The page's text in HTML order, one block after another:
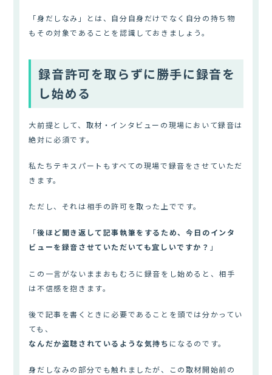
「身だしなみ」とは、自分自身だけでなく自分の持ち物
もその対象であることを認識しておきましょう。
録音許可を取らずに勝手に録音を
し始める
大前提として、取材・インタビューの現場において録音は
絶対に必須です。
私たちテキスパートもすべての現場で録音をさせていただ
きます。
ただし、それは相手の許可を取った上でです。
「後ほど聞き返して記事執筆をするため、今日のインタ
ビューを録音させていただいても宜しいですか？ 」
この一言がないままおもむろに録音をし始めると、相手
は不信感を抱きます。
後で記事を書くときに必要であることを頭では分かってい
ても、
なんだか盗聴されているような気持ち になるのです。
身だしなみの部分でも触れましたが、この取材開始前の